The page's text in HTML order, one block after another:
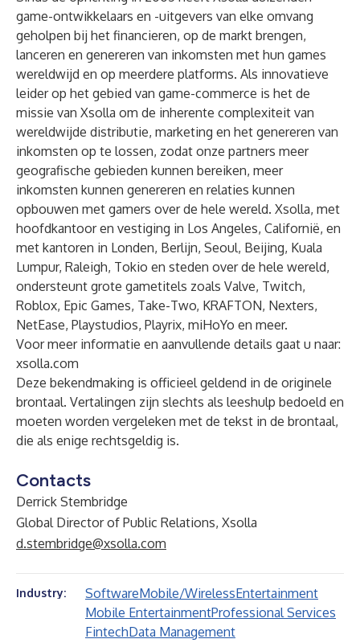
game-ontwikkelaars en -uitgevers van elke omvang
geholpen bij het financieren, op de markt brengen,
lanceren en genereren van inkomsten met hun games
wereldwijd en op meerdere platforms. Als innovatieve
leider op het gebied van game-commerce is het de
missie van Xsolla om de inherente complexiteit van
wereldwijde distributie, marketing en het genereren van
inkomsten op te lossen, zodat onze partners meer
geografische gebieden kunnen bereiken, meer
inkomsten kunnen genereren en relaties kunnen
opbouwen met gamers over de hele wereld. Xsolla, met
hoofdkantoor en vestiging in Los Angeles, Californië, en
met kantoren in Londen, Berlijn, Seoul, Beijing, Kuala
Lumpur, Raleigh, Tokio en steden over de hele wereld,
ondersteunt grote gametitels zoals Valve, Twitch,
Roblox, Epic Games, Take-Two, KRAFTON, Nexters,
NetEase, Playstudios, Playrix, miHoYo en meer.
Voor meer informatie en aanvullende details gaat u naar:
xsolla.com
Deze bekendmaking is officieel geldend in de originele
brontaal. Vertalingen zijn slechts als leeshulp bedoeld en
moeten worden vergeleken met de tekst in de brontaal,
die als enige rechtsgeldig is.
Contacts
Derrick Stembridge
Global Director of Public Relations, Xsolla
d.stembridge@xsolla.com
Industry: SoftwareMobile/WirelessEntertainment
Mobile EntertainmentProfessional Services
FintechData Management